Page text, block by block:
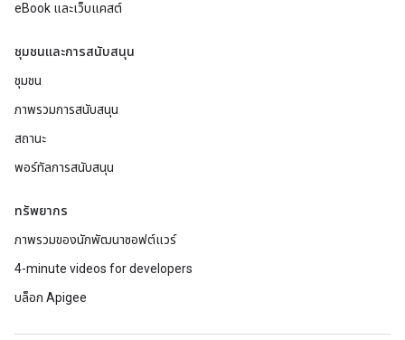
eBook และเว็บแคสต์
ชุมชนและการสนับสนุน
ชุมชน
ภาพรวมการสนับสนุน
สถานะ
พอร์ทัลการสนับสนุน
ทรัพยากร
ภาพรวมของนักพัฒนาซอฟต์แวร์
4-minute videos for developers
บล็อก Apigee